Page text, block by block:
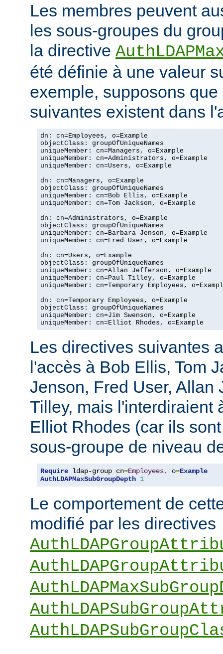
Les membres peuvent
les sous-groupes du
la directive
été définie à une valeur
exemple, supposons
suivantes existent dans
dn: cn=Employees, o=Example
objectClass: groupOfUniqueNames
uniqueMember: cn=Managers, o=Example
uniqueMember: cn=Administrators, o=Example
uniqueMember: cn=Users, o=Example
dn: cn=Managers, o=Example
objectClass: groupOfUniqueNames
uniqueMember: cn=Bob Ellis, o=Example
uniqueMember: cn=Tom Jackson, o=Example
dn: cn=Administrators, o=Example
objectClass: groupOfUniqueNames
uniqueMember: cn=Barbara Jenson, o=Example
uniqueMember: cn=Fred User, o=Example
dn: cn=Users, o=Example
objectClass: groupOfUniqueNames
uniqueMember: cn=Allan Jefferson, o=Example
uniqueMember: cn=Paul Tilley, o=Example
uniqueMember: cn=Temporary Employees,
dn: cn=Temporary Employees, o=Example
objectClass: groupOfUniqueNames
uniqueMember: cn=Jim Swenson, o=Example
uniqueMember: cn=Elliot Rhodes, o=Example
Les directives suivantes
l'accès à Bob Ellis, Tom
Jenson, Fred User, Allan
Tilley, mais l'interdiraient
Elliot Rhodes (car ils
sous-groupe de niveau
Require ldap-group cn=Employees, o=Example
AuthLDAPMaxSubGroupDepth 1
Le comportement de
modifié par les directives